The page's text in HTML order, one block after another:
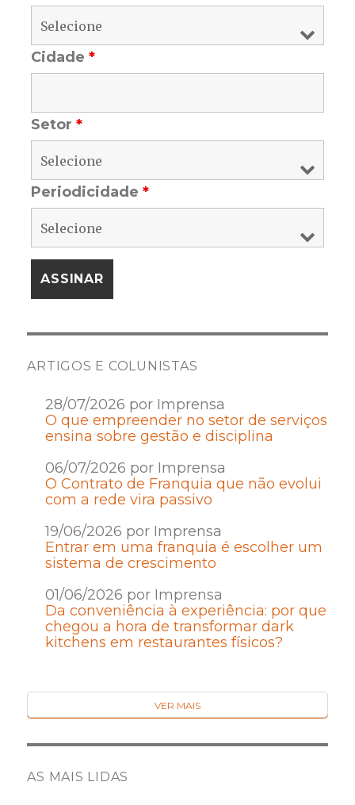
Cidade*
Setor*
Periodicidade*
ARTIGOS E COLUNISTAS
28/07/2026 por Imprensa
O que empreender no setor de serviços
ensina sobre gestão e disciplina
06/07/2026 por Imprensa
O Contrato de Franquia que não evolui
com a rede vira passivo
19/06/2026 por Imprensa
Entrar em uma franquia é escolher um
sistema de crescimento
01/06/2026 por Imprensa
Da conveniência à experiência: por que
chegou a hora de transformar dark
kitchens em restaurantes físicos?
VER MAIS
AS MAIS LIDAS